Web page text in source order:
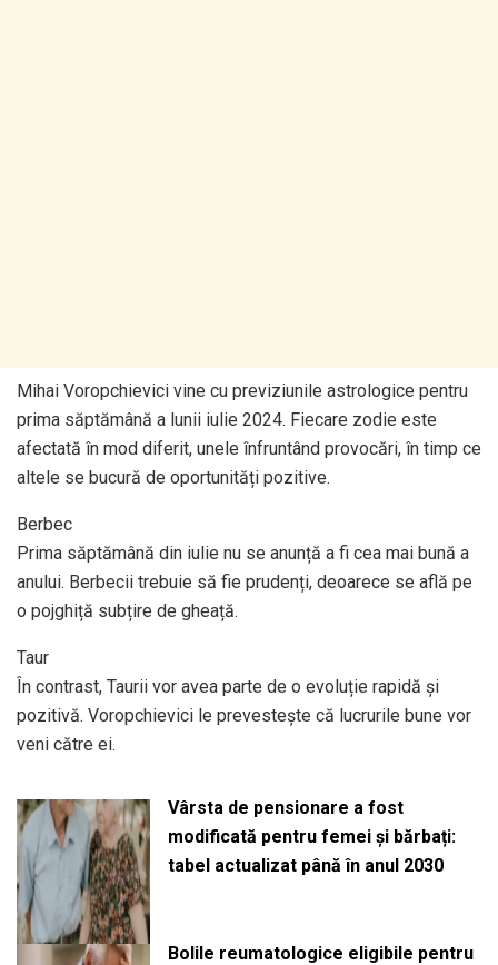
Mihai Voropchievici vine cu previziunile astrologice pentru
prima săptămână a lunii iulie 2024. Fiecare zodie este
afectată în mod diferit, unele înfruntând provocări, în timp ce
altele se bucură de oportunități pozitive.
Berbec
Prima săptămână din iulie nu se anunță a fi cea mai bună a
anului. Berbecii trebuie să fie prudenți, deoarece se află pe
o pojghiță subțire de gheață.
Taur
În contrast, Taurii vor avea parte de o evoluție rapidă și
pozitivă. Voropchievici le prevestește că lucrurile bune vor
veni către ei.
Vârsta de pensionare a fost
modificată pentru femei și bărbați:
tabel actualizat până în anul 2030
Bolile reumatologice eligibile pentru